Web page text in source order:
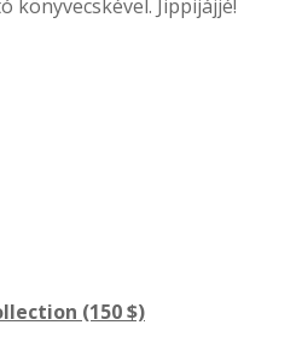
Jippijájjé!
(150 $)